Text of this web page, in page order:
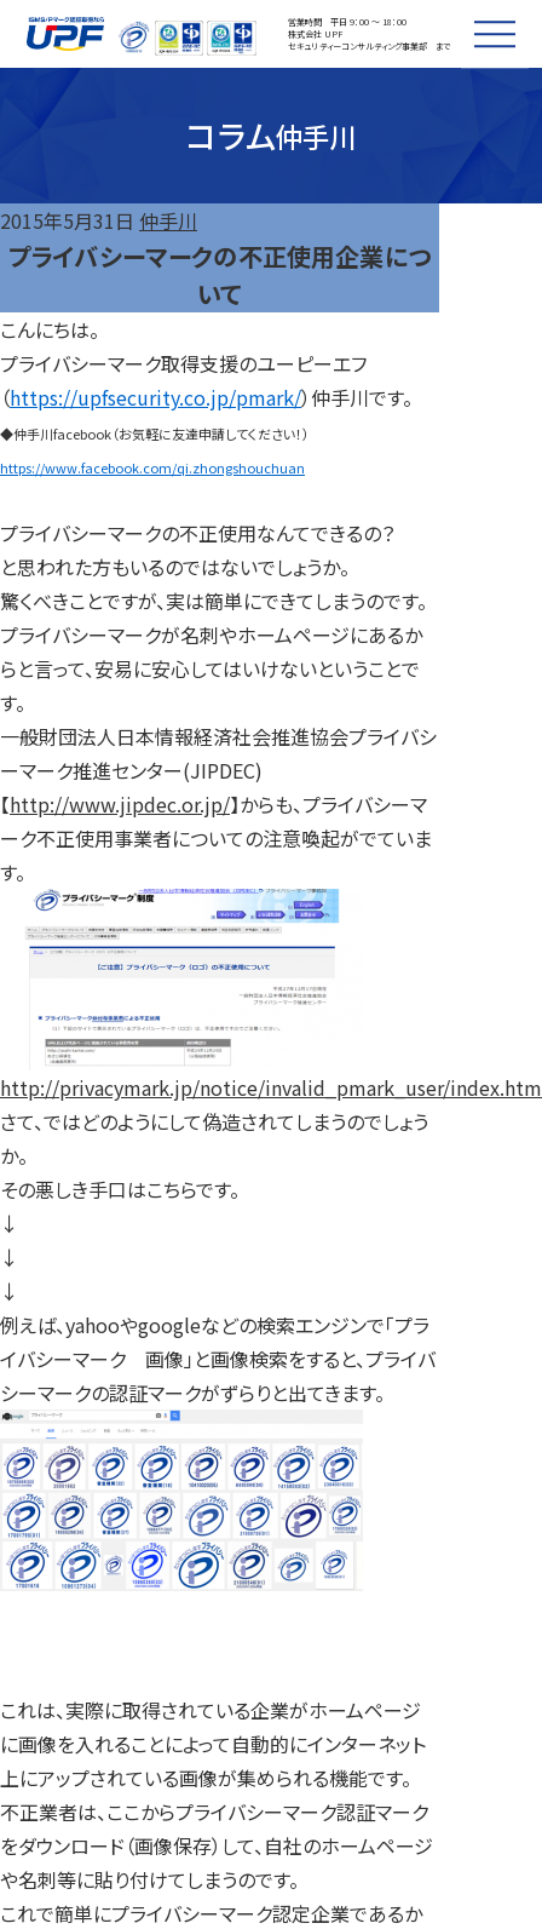
営業時間 平日 9：00 ～ 18：00
株式会社 UPF
セキュリティーコンサルティング事業部 まで
コラム仲手川
2015年5月31日 仲手川
プライバシーマークの不正使用企業につ
いて
こんにちは。
プライバシーマーク取得支援のユーピーエフ
（https://upfsecurity.co.jp/pmark/）仲手川です。
◆仲手川facebook（お気軽に友達申請してください！）
https://www.facebook.com/qi.zhongshouchuan
プライバシーマークの不正使用なんてできるの？
と思われた方もいるのではないでしょうか。
驚くべきことですが、実は簡単にできてしまうのです。
プライバシーマークが名刺やホームページにあるか
らと言って、安易に安心してはいけないということで
す。
一般財団法人日本情報経済社会推進協会プライバシ
ーマーク推進センター(JIPDEC)
【http://www.jipdec.or.jp/】からも、プライバシーマ
ーク不正使用事業者についての注意喚起がでていま
す。
http://privacymark.jp/notice/invalid_pmark_user/
さて、ではどのようにして偽造されてしまうのでしょう
か。
その悪しき手口はこちらです。
↓
↓
↓
例えば、yahooやgoogleなどの検索エンジンで「プラ
イバシーマーク 画像」と画像検索をすると、プライバ
シーマークの認証マークがずらりと出てきます。
これは、実際に取得されている企業がホームページ
に画像を入れることによって自動的にインターネット
上にアップされている画像が集められる機能です。
不正業者は、ここからプライバシーマーク認証マーク
をダウンロード（画像保存）して、自社のホームページ
や名刺等に貼り付けてしまうのです。
これで簡単にプライバシーマーク認定企業であるか